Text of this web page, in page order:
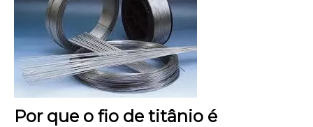
Por que o fio de titânio é